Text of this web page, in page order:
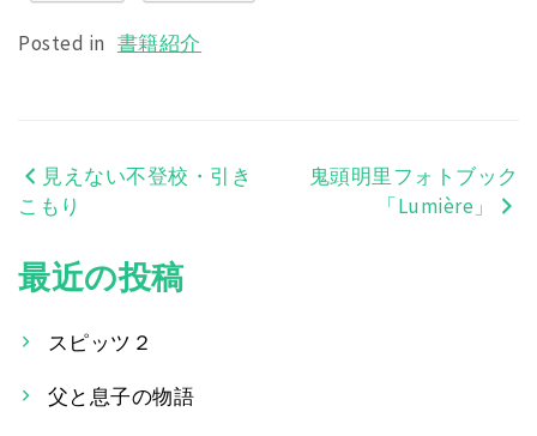
Posted in 書籍紹介
投
ナ
ビ
見えない不登校・引き
こもり
鬼頭明里フォトブック
「Lumière」
最近の投稿
スピッツ２
父と息子の物語